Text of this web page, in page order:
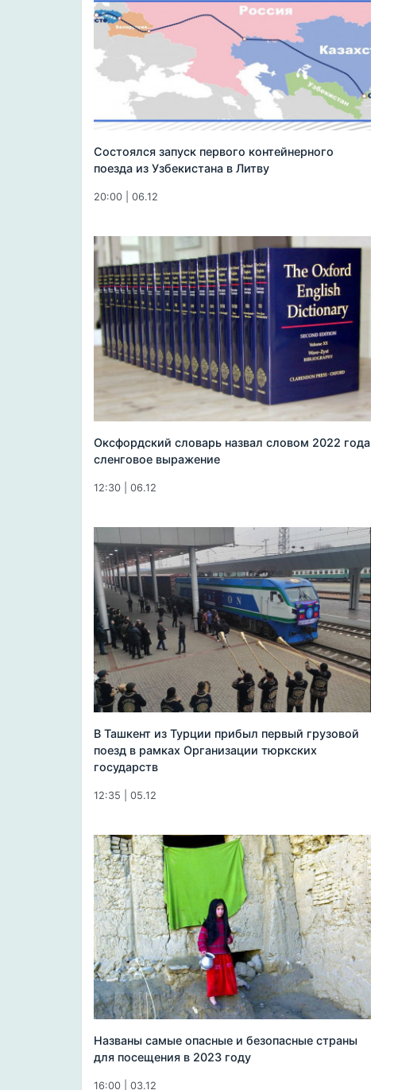
Состоялся запуск первого контейнерного
поезда из Узбекистана в Литву
20:00 | 06.12
Оксфордский словарь назвал словом 2022 года
сленговое выражение
12:30 | 06.12
В Ташкент из Турции прибыл первый грузовой
поезд в рамках Организации тюркских
государств
12:35 | 05.12
Названы самые опасные и безопасные страны
для посещения в 2023 году
16:00 | 03.12